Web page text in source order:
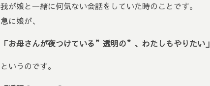
我が娘と一緒に何気ない会話をしていた時のことです。
急に娘が、
「お母さんが夜つけている”透明の”、わたしもやりたい」
というのです。